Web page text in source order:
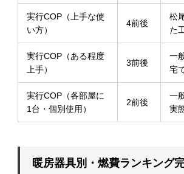
実行COP（上手な使
い方）
4前後
松
た
実行COP（ある程度
上手）
3前後
一
宅
実行COP（各部屋に
1台・個別使用）
2前後
一
実
暖房器具別・燃費ランキング